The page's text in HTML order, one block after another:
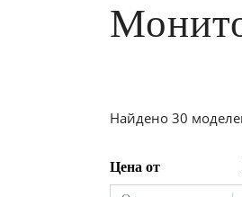
Найдено 30
Цена от